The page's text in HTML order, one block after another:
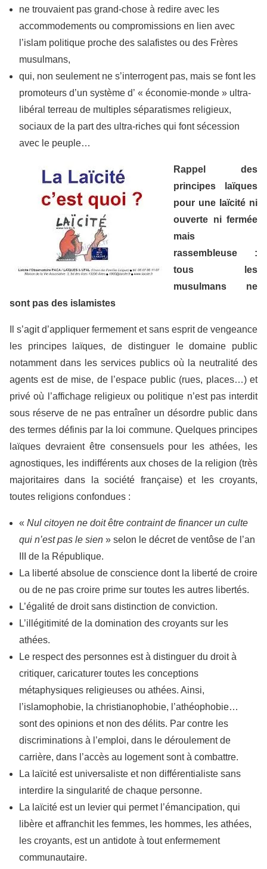
ne trouvaient pas grand-chose à redire avec les
accommodements ou compromissions en lien avec
l’islam politique proche des salafistes ou des Frères
musulmans,
qui, non seulement ne s’interrogent pas, mais se font les
promoteurs d’un système d’ « économie-monde » ultra-
libéral terreau de multiples séparatismes religieux,
sociaux de la part des ultra-riches qui font sécession
avec le peuple…
Rappel des
principes laïques
pour une laïcité ni
ouverte ni fermée
mais
rassembleuse :
tous les
musulmans ne
sont pas des islamistes
Il s’agit d’appliquer fermement et sans esprit de vengeance
les principes laïques, de distinguer le domaine public
notamment dans les services publics où la neutralité des
agents est de mise, de l’espace public (rues, places…) et
privé où l’affichage religieux ou politique n’est pas interdit
sous réserve de ne pas entraîner un désordre public dans
des termes définis par la loi commune. Quelques principes
laïques devraient être consensuels pour les athées, les
agnostiques, les indifférents aux choses de la religion (très
majoritaires dans la société française) et les croyants,
toutes religions confondues :
« Nul citoyen ne doit être contraint de financer un culte
qui n’est pas le sien » selon le décret de ventôse de l’an
III de la République.
La liberté absolue de conscience dont la liberté de croire
ou de ne pas croire prime sur toutes les autres libertés.
L’égalité de droit sans distinction de conviction.
L’illégitimité de la domination des croyants sur les
athées.
Le respect des personnes est à distinguer du droit à
critiquer, caricaturer toutes les conceptions
métaphysiques religieuses ou athées. Ainsi,
l’islamophobie, la christianophobie, l’athéophobie…
sont des opinions et non des délits. Par contre les
discriminations à l’emploi, dans le déroulement de
carrière, dans l’accès au logement sont à combattre.
La laïcité est universaliste et non différentialiste sans
interdire la singularité de chaque personne.
La laïcité est un levier qui permet l’émancipation, qui
libère et affranchit les femmes, les hommes, les athées,
les croyants, est un antidote à tout enfermement
communautaire.